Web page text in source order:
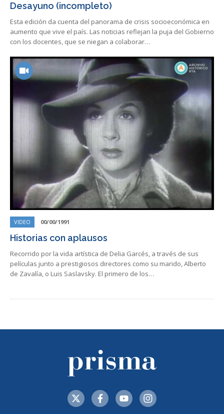
Desayuno (incompleto)
Esta edición da cuenta del panorama de crisis socioeconómica en
aumento que vive el país. Las noticias reflejan la puja del Gobierno
con los docentes, que se niegan a colaborar…
VIDEO 00/00/1991
Historias con aplausos
Recorrido por la vida artística de Delia Garcés, a través de sus
películas junto a prestigiosos directores como su marido, Alberto
de Zavalía, o Luis Saslavsky. El primero de los…